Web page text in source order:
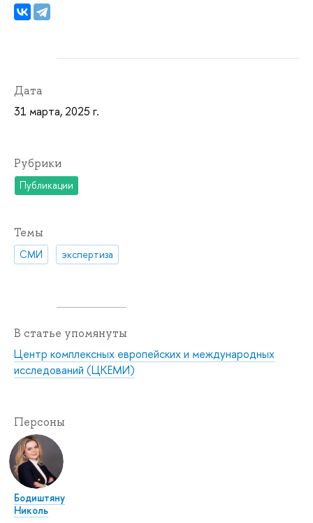
Дата
31 марта, 2025 г.
Рубрики
Публикации
Темы
СМИ экспертиза
В статье упомянуты
Центр комплексных европейских и международных
исследований (ЦКЕМИ)
Персоны
Бодиштяну
Николь